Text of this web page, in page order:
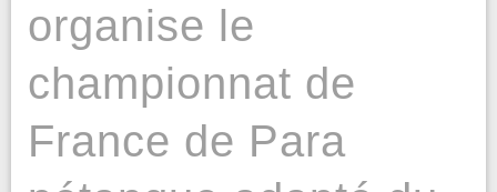
organise le
championnat de
France de Para